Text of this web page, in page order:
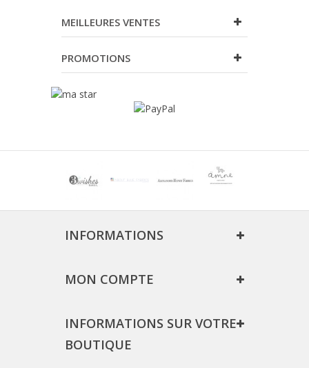
MEILLEURES VENTES
PROMOTIONS
INFORMATIONS
MON COMPTE
INFORMATIONS SUR VOTRE
BOUTIQUE